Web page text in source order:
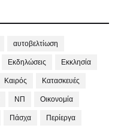
αυτοβελτίωση
Εκδηλώσεις Εκκλησία
Καιρός Κατασκευές
ΝΠ Οικονομία
Πάσχα Περίεργα